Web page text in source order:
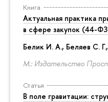
Книга
Актуальная практика
в сфере закупок (44-
Белик И. А., Беляев С. Г.,
М.: Издательство
Статья
В поле гравитации: